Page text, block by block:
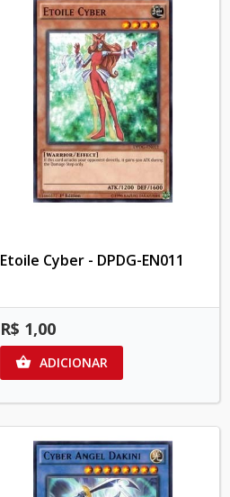
Etoile Cyber - DPDG-EN011
R$ 1,00
 ADICIONAR